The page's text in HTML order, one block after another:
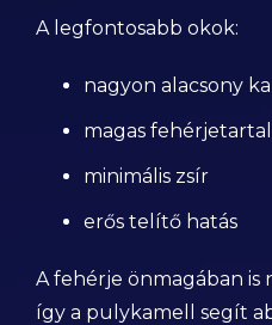
A legfontosabb okok:
nagyon alacsony
magas
minimális zsír
erős telítő hatás
A fehérje önmagában
így a pulykamell segít